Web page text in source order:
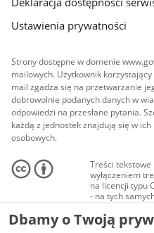
Ustawienia prywatności
Strony dostępne w domenie
mailowych. Użytkownik
mail zgadza się na przetwarzanie
dobrowolnie podanych danych w
odpowiedzi na przesłane pytania.
każdą z jednostek znajdują się w
osobowych.
Treści tekstowe
wyłączeniem
na licencji typu
- na tych
Materiały
audio i wideo,
Creative
Dbamy o Twoją